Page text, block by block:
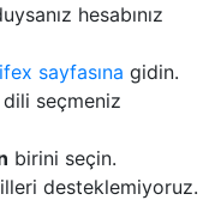
hesabınız
sayfasına gidin.
seçmeniz
birini seçin.
desteklemiyoruz.